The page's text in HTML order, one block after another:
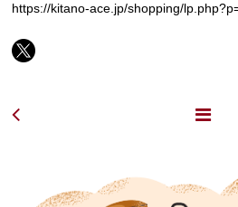
https://kitano-ace.jp/shopping/